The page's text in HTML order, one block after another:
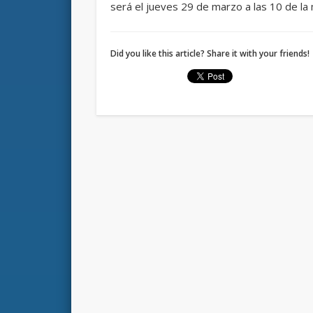
será el jueves 29 de marzo a las 10 de la
Did you like this article? Share it with your friends!